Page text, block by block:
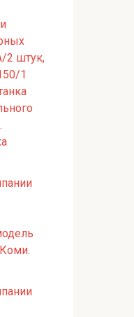
2 штук,
1